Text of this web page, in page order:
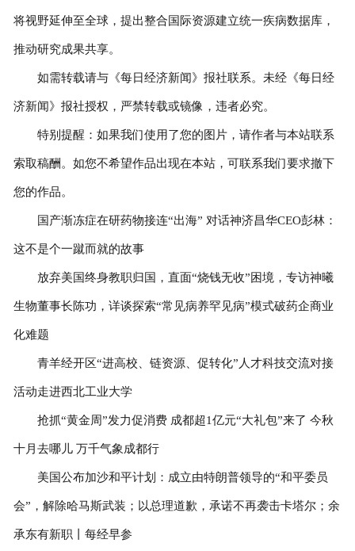
将视野延伸至全球，提出整合国际资源建立统一疾病数据库，
推动研究成果共享。
如需转载请与《每日经济新闻》报社联系。未经《每日经
济新闻》报社授权，严禁转载或镜像，违者必究。
特别提醒：如果我们使用了您的图片，请作者与本站联系
索取稿酬。如您不希望作品出现在本站，可联系我们要求撤下
您的作品。
国产渐冻症在研药物接连“出海” 对话神济昌华CEO彭林：
这不是个一蹴而就的故事
放弃美国终身教职归国，直面“烧钱无收”困境，专访神曦
生物董事长陈功，详谈探索“常见病养罕见病”模式破药企商业
化难题
青羊经开区“进高校、链资源、促转化”人才科技交流对接
活动走进西北工业大学
抢抓“黄金周”发力促消费 成都超1亿元“大礼包”来了 今秋
十月去哪儿 万千气象成都行
美国公布加沙和平计划：成立由特朗普领导的“和平委员
会”，解除哈马斯武装；以总理道歉，承诺不再袭击卡塔尔；余
承东有新职丨每经早参